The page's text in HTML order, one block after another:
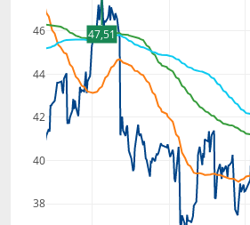
38
40
42
44
46 47,51